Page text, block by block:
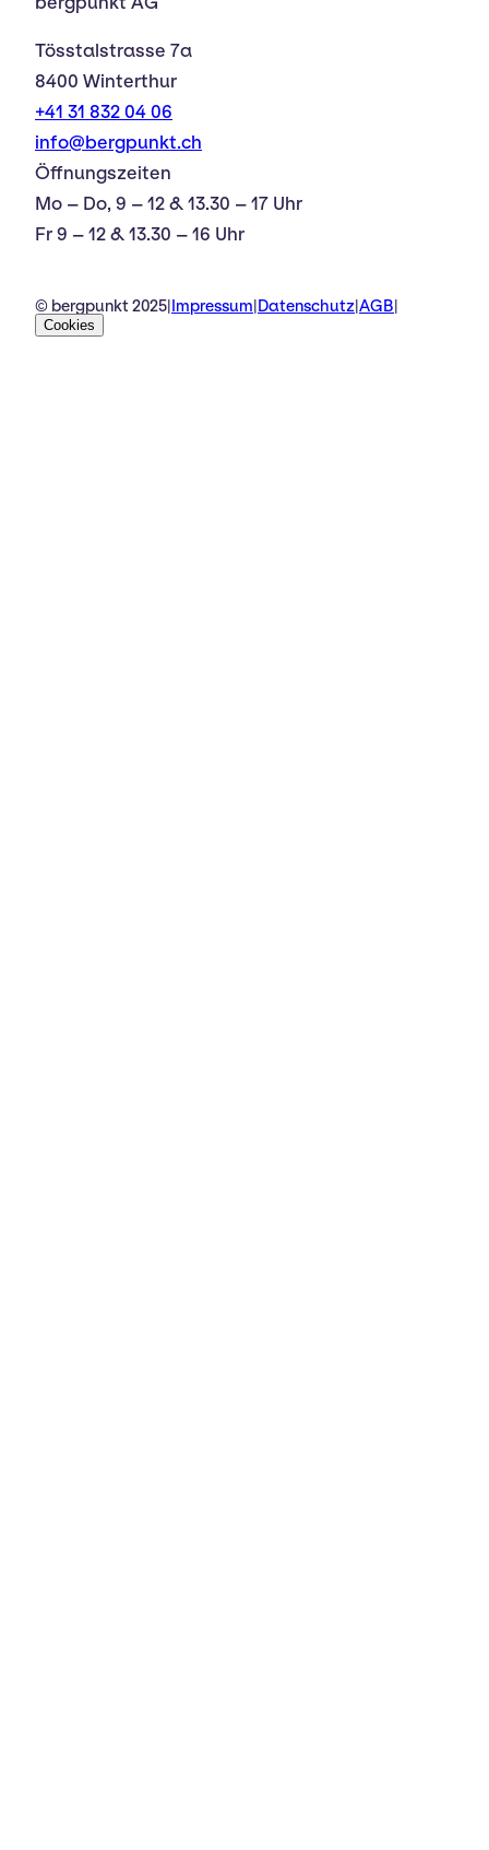
Tösstalstrasse 7a
8400 Winterthur
+41 31 832 04 06
info@bergpunkt.ch
Öffnungszeiten
Mo – Do, 9 – 12 & 13.30 – 17 Uhr
Fr 9 – 12 & 13.30 – 16 Uhr
© bergpunkt 2025 Impressum Datenschutz AGB
Cookies